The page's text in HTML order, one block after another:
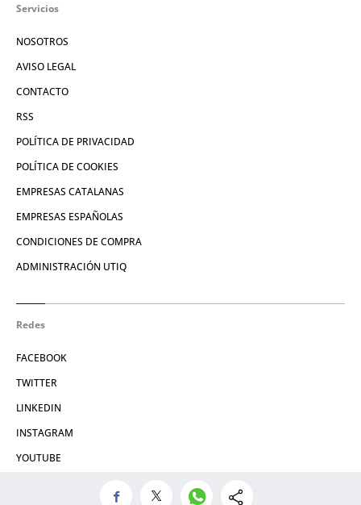
Servicios
NOSOTROS
AVISO LEGAL
CONTACTO
RSS
POLÍTICA DE PRIVACIDAD
POLÍTICA DE COOKIES
EMPRESAS CATALANAS
EMPRESAS ESPAÑOLAS
CONDICIONES DE COMPRA
ADMINISTRACIÓN UTIQ
Redes
FACEBOOK
TWITTER
LINKEDIN
INSTAGRAM
YOUTUBE